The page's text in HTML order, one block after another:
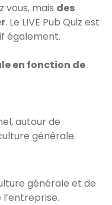
vous, mais des
. Le LIVE Pub Quiz est
également.
en fonction de
autour de
générale.
générale et de